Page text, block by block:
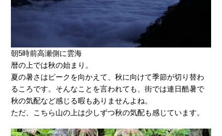
朝5時前高瀬側に雲海
暦の上では秋の始まり。
夏の暑さはピークを向かえて、秋に向けて季節が切り替わ
るころです。そんなことを言われても、街では連日酷暑で
秋の気配など感じる暇もありませんよね。
ただ、こちら山の上は少しずつ秋の気配も感じています。